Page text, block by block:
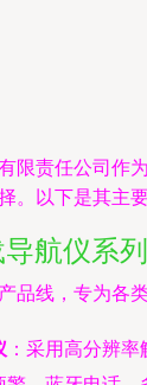
限责任公司作
。以下是其主
航仪系列
品线，专为各
：采用高分辨